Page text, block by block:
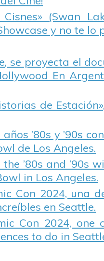
(Swan
y no te lo
se proyecta el
En
de
’80s y ’90s
de Los Angeles.
’80s and ’90s
in Los Angeles.
Con 2024, una
en Seattle.
Con 2024,
to do in